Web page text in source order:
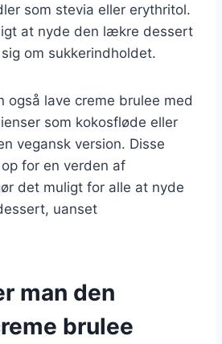
som stevia eller erythritol.
at nyde den lækre dessert
om sukkerindholdet.
også lave creme brulee med
som kokosfløde eller
vegansk version. Disse
for en verden af
det muligt for alle at nyde
uanset
man den
brulee